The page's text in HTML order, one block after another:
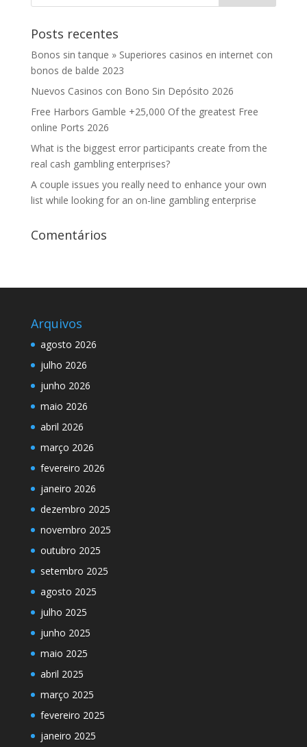
Posts recentes
Bonos sin tanque » Superiores casinos en internet con
bonos de balde 2023
Nuevos Casinos con Bono Sin Depósito 2026
Free Harbors Gamble +25,000 Of the greatest Free
online Ports 2026
What is the biggest error participants create from the
real cash gambling enterprises?
A couple issues you really need to enhance your own
list while looking for an on-line gambling enterprise
Comentários
Arquivos
agosto 2026
julho 2026
junho 2026
maio 2026
abril 2026
março 2026
fevereiro 2026
janeiro 2026
dezembro 2025
novembro 2025
outubro 2025
setembro 2025
agosto 2025
julho 2025
junho 2025
maio 2025
abril 2025
março 2025
fevereiro 2025
janeiro 2025